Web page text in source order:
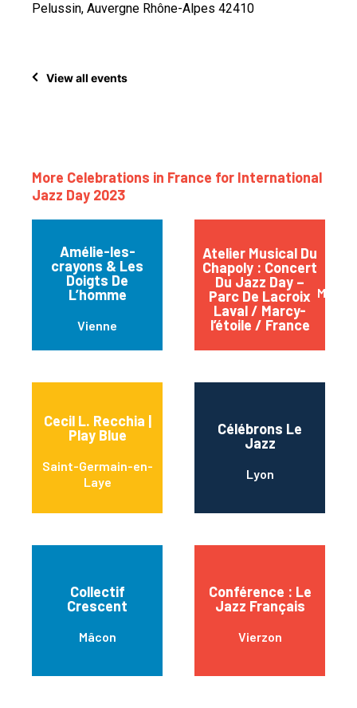
Pelussin, Auvergne Rhône-Alpes 42410
View all events
More Celebrations in France for International
Jazz Day 2023
Amélie-les-
crayons & Les
Doigts De
L’homme
Vienne
Atelier Musical Du
Chapoly : Concert
Du Jazz Day –
Parc De Lacroix
Laval / Marcy-
l’étoile / France
Marcy
Cecil L. Recchia |
Play Blue
Saint-Germain-en-
Laye
Célébrons Le
Jazz
Lyon
Collectif
Crescent
Mâcon
Conférence : Le
Jazz Français
Vierzon